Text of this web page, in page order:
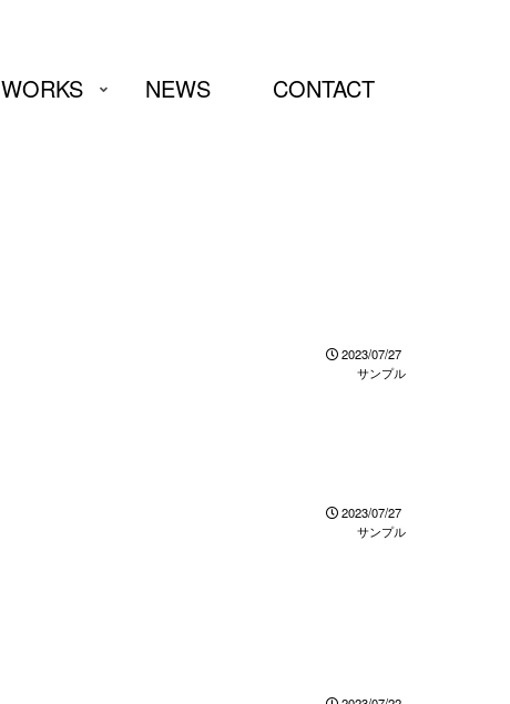
WORKS NEWS CONTACT
2023/07/27
サンプル
2023/07/27
サンプル